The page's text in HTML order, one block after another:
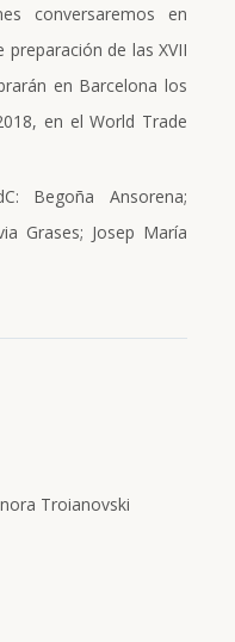
conversaremos en
de las XVII
en Barcelona los
en el World Trade
Begoña Ansorena;
Grases; Josep María
Troianovski